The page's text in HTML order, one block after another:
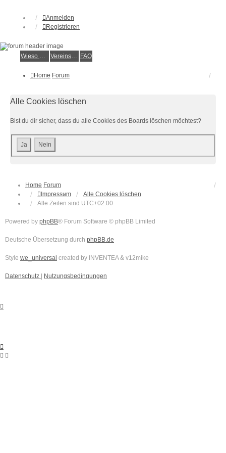
Anmelden
Registrieren
Wieso der e.V.? Vereinsmitglied werden FAQ
Home Forum
Alle Cookies löschen
Bist du dir sicher, dass du alle Cookies des Boards löschen möchtest?
Home Forum
Impressum
Alle Cookies löschen
Alle Zeiten sind UTC+02:00
Powered by phpBB® Forum Software © phpBB Limited
Deutsche Übersetzung durch phpBB.de
Style we_universal created by INVENTEA & v12mike
Datenschutz | Nutzungsbedingungen